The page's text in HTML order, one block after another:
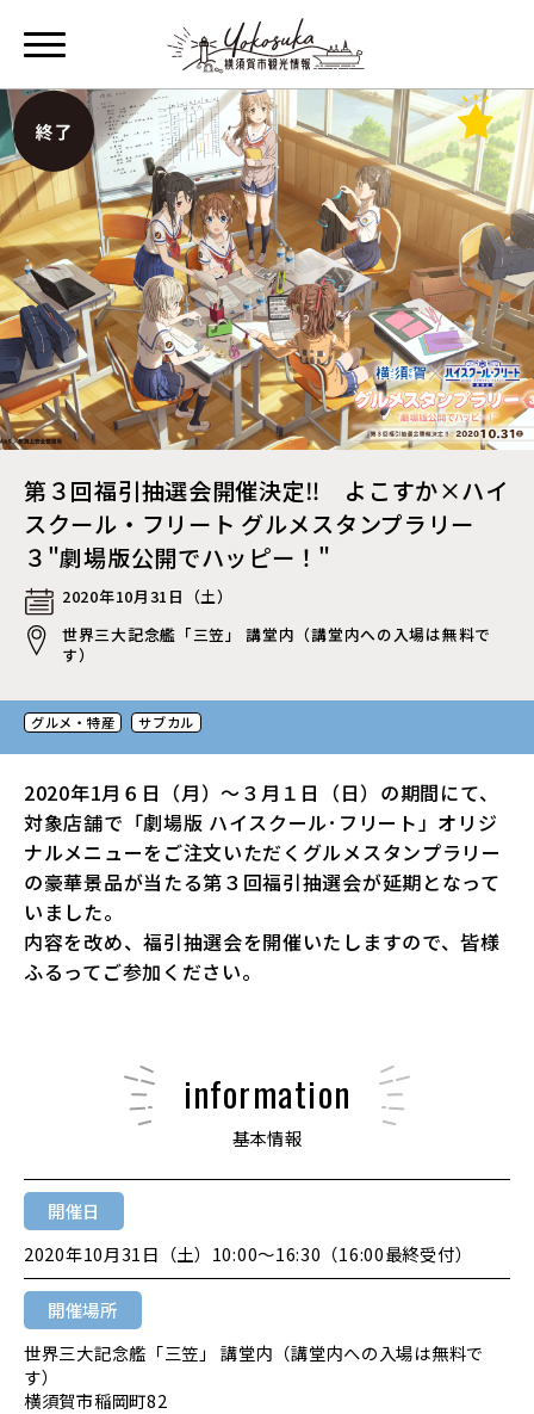
第３回福引抽選会開催決定‼ よこすか×ハイ
スクール・フリート グルメスタンプラリー
３"劇場版公開でハッピー！"
2020年10月31日（土）
世界三大記念艦「三笠」 講堂内（講堂内への入場は無料で
す）
グルメ・特産 サブカル
2020年1月６日（月）～３月１日（日）の期間にて、
対象店舗で「劇場版 ハイスクール･フリート」オリジ
ナルメニューをご注文いただくグルメスタンプラリー
の豪華景品が当たる第３回福引抽選会が延期となって
いました。
内容を改め、福引抽選会を開催いたしますので、皆様
ふるってご参加ください。
information
基本情報
開催日
2020年10月31日（土）10:00～16:30（16:00最終受付）
開催場所
世界三大記念艦「三笠」 講堂内（講堂内への入場は無料で
す）
横須賀市稲岡町82